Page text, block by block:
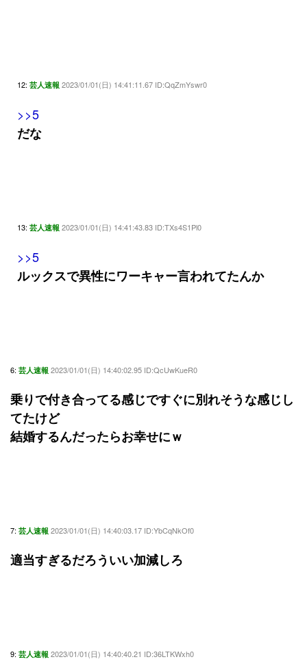
12: 芸人速報 2023/01/01(日) 14:41:11.67 ID:QqZmYswr0
>>5
だな
13: 芸人速報 2023/01/01(日) 14:41:43.83 ID:TXs4S1Pl0
>>5
ルックスで異性にワーキャー言われてたんか
6: 芸人速報 2023/01/01(日) 14:40:02.95 ID:QcUwKueR0
乗りで付き合ってる感じですぐに別れそうな感じし
てたけど
結婚するんだったらお幸せにｗ
7: 芸人速報 2023/01/01(日) 14:40:03.17 ID:YbCqNkOf0
適当すぎるだろういい加減しろ
9: 芸人速報 2023/01/01(日) 14:40:40.21 ID:36LTKWxh0